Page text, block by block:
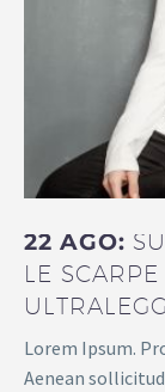
22 AGO:
LE
Lorem Ipsum.
Aenean